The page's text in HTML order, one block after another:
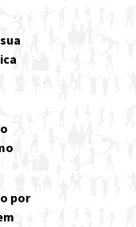
por